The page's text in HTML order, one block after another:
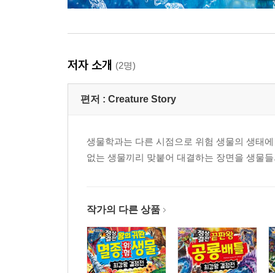
저자 소개 (2명)
편저 : Creature Story
생물학과는 다른 시점으로 위험 생물의 생태
없는 생물끼리 맞붙어 대결하는 장면을 생물
작가의 다른 상품